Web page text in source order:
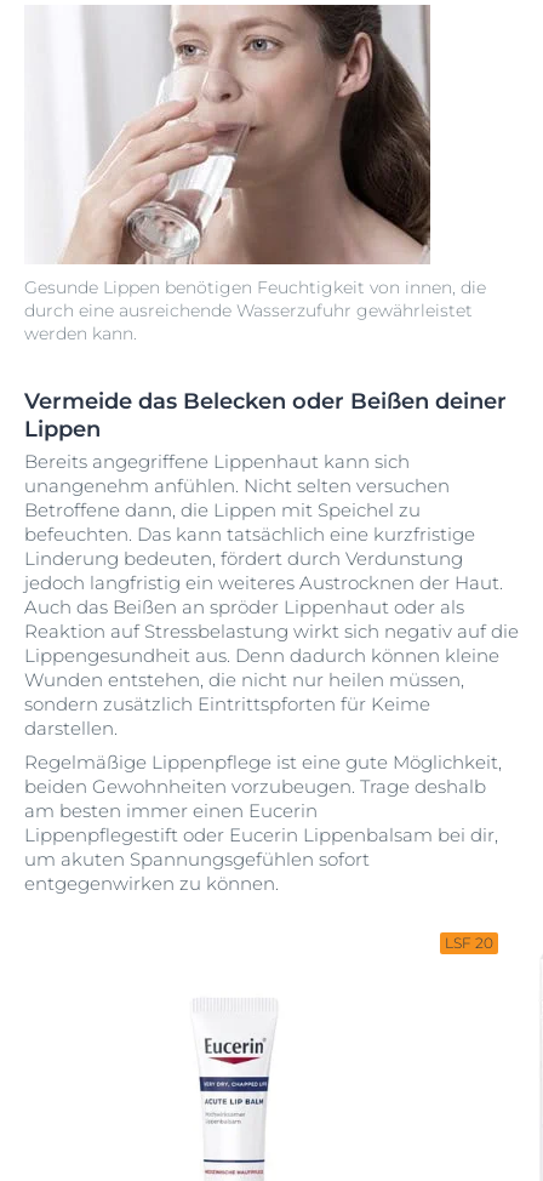
Gesunde Lippen benötigen Feuchtigkeit von innen, die
durch eine ausreichende Wasserzufuhr gewährleistet
werden kann.
Vermeide das Belecken oder Beißen deiner
Lippen
Bereits angegriffene Lippenhaut kann sich
unangenehm anfühlen. Nicht selten versuchen
Betroffene dann, die Lippen mit Speichel zu
befeuchten. Das kann tatsächlich eine kurzfristige
Linderung bedeuten, fördert durch Verdunstung
jedoch langfristig ein weiteres Austrocknen der Haut.
Auch das Beißen an spröder Lippenhaut oder als
Reaktion auf Stressbelastung wirkt sich negativ auf die
Lippengesundheit aus. Denn dadurch können kleine
Wunden entstehen, die nicht nur heilen müssen,
sondern zusätzlich Eintrittspforten für Keime
darstellen.
Regelmäßige Lippenpflege ist eine gute Möglichkeit,
beiden Gewohnheiten vorzubeugen. Trage deshalb
am besten immer einen Eucerin
Lippenpflegestift oder Eucerin Lippenbalsam bei dir,
um akuten Spannungsgefühlen sofort
entgegenwirken zu können.
LSF 20